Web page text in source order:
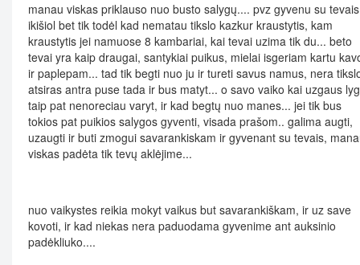
manau viskas priklauso nuo busto salygų.... pvz gyvenu su tevais
ikišiol bet tik todėl kad nematau tikslo kazkur kraustytis, kam
kraustytis jei namuose 8 kambariai, kai tevai uzima tik du... beto
tevai yra kaip draugai, santykiai puikus, mielai isgeriam kartu
ir paplepam... tad tik begti nuo ju ir tureti savus namus, nera
atsiras antra puse tada ir bus matyt... o savo vaiko kai uzgaus
taip pat nenoreciau varyt, ir kad begtų nuo manes... jei tik bus
tokios pat puikios salygos gyventi, visada prašom.. galima augti,
uzaugti ir buti zmogui savarankiskam ir gyvenant su tevais,
viskas padėta tik tevų aklėjime...
nuo vaikystes reikia mokyt vaikus but savarankiškam, ir uz save
kovoti, ir kad niekas nera paduodama gyvenime ant auksinio
padėkliuko....